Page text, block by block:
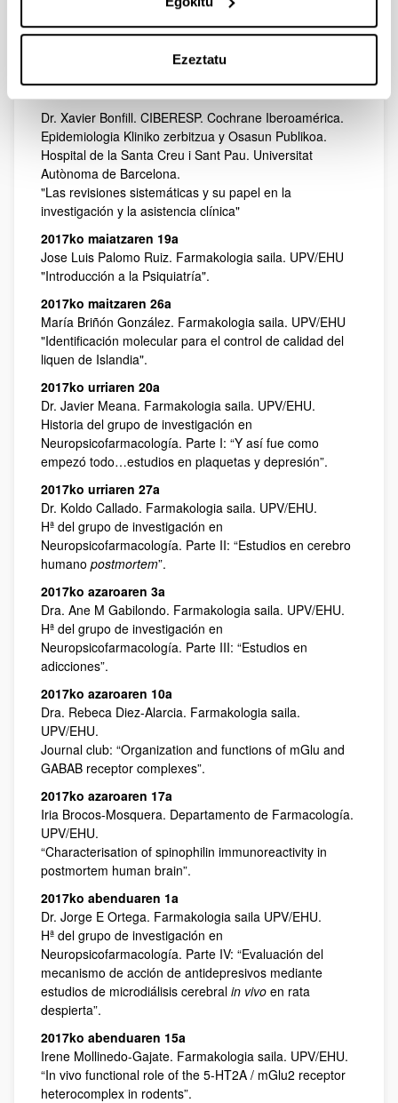
Ezeztatu
2017ko maiatzaren 12a
Dr. Eduard Vieta. CIBERSAM, Psikiatria eta Psikologia
"Investigación en Salud Mental en España: CIBERSAM"
Dr. Xavier Bonfill. CIBERESP. Cochrane Iberoamérica.
Epidemiologia Kliniko zerbitzua y Osasun Publikoa.
Hospital de la Santa Creu i Sant Pau. Universitat
Autònoma de Barcelona.
"Las revisiones sistemáticas y su papel en la
investigación y la asistencia clínica"
2017ko maiatzaren 19a
Jose Luis Palomo Ruiz. Farmakologia saila. UPV/EHU
"Introducción a la Psiquiatría".
2017ko maitzaren 26a
María Briñón González. Farmakologia saila. UPV/EHU
"Identificación molecular para el control de calidad del
liquen de Islandia".
2017ko urriaren 20a
Dr. Javier Meana. Farmakologia saila. UPV/EHU.
Historia del grupo de investigación en
Neuropsicofarmacología. Parte I: “Y así fue como
empezó todo…estudios en plaquetas y depresión”.
2017ko urriaren 27a
Dr. Koldo Callado. Farmakologia saila. UPV/EHU.
Hª del grupo de investigación en
Neuropsicofarmacología. Parte II: “Estudios en cerebro
humano postmortem”.
2017ko azaroaren 3a
Dra. Ane M Gabilondo. Farmakologia saila. UPV/EHU.
Hª del grupo de investigación en
Neuropsicofarmacología. Parte III: “Estudios en
adicciones”.
2017ko azaroaren 10a
Dra. Rebeca Diez-Alarcia. Farmakologia saila.
UPV/EHU.
Journal club: “Organization and functions of mGlu and
GABAB receptor complexes”.
2017ko azaroaren 17a
Iria Brocos-Mosquera. Departamento de Farmacología.
UPV/EHU.
“Characterisation of spinophilin immunoreactivity in
postmortem human brain”.
2017ko abenduaren 1a
Dr. Jorge E Ortega. Farmakologia saila UPV/EHU.
Hª del grupo de investigación en
Neuropsicofarmacología. Parte IV: “Evaluación del
mecanismo de acción de antidepresivos mediante
estudios de microdiálisis cerebral in vivo en rata
despierta”.
2017ko abenduaren 15a
Irene Mollinedo-Gajate. Farmakologia saila. UPV/EHU.
“In vivo functional role of the 5-HT2A / mGlu2 receptor
heterocomplex in rodents”.